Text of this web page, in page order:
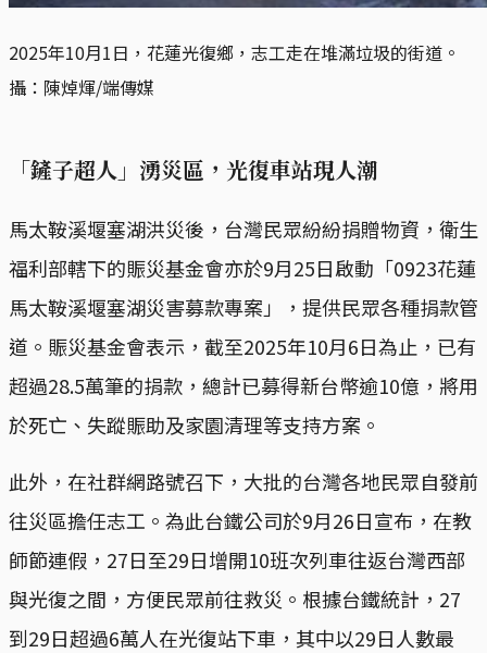
2025年10月1日，花蓮光復鄉，志工走在堆滿垃圾的街道。
攝：陳焯煇/端傳媒
「鏟子超人」湧災區，光復車站現人潮
馬太鞍溪堰塞湖洪災後，台灣民眾紛紛捐贈物資，衛生
福利部轄下的賑災基金會亦於9月25日啟動「0923花蓮
馬太鞍溪堰塞湖災害募款專案」，提供民眾各種捐款管
道。賑災基金會表示，截至2025年10月6日為止，已有
超過28.5萬筆的捐款，總計已募得新台幣逾10億，將用
於死亡、失蹤賑助及家園清理等支持方案。
此外，在社群網路號召下，大批的台灣各地民眾自發前
往災區擔任志工。為此台鐵公司於9月26日宣布，在教
師節連假，27日至29日增開10班次列車往返台灣西部
與光復之間，方便民眾前往救災。根據台鐵統計，27
到29日超過6萬人在光復站下車，其中以29日人數最